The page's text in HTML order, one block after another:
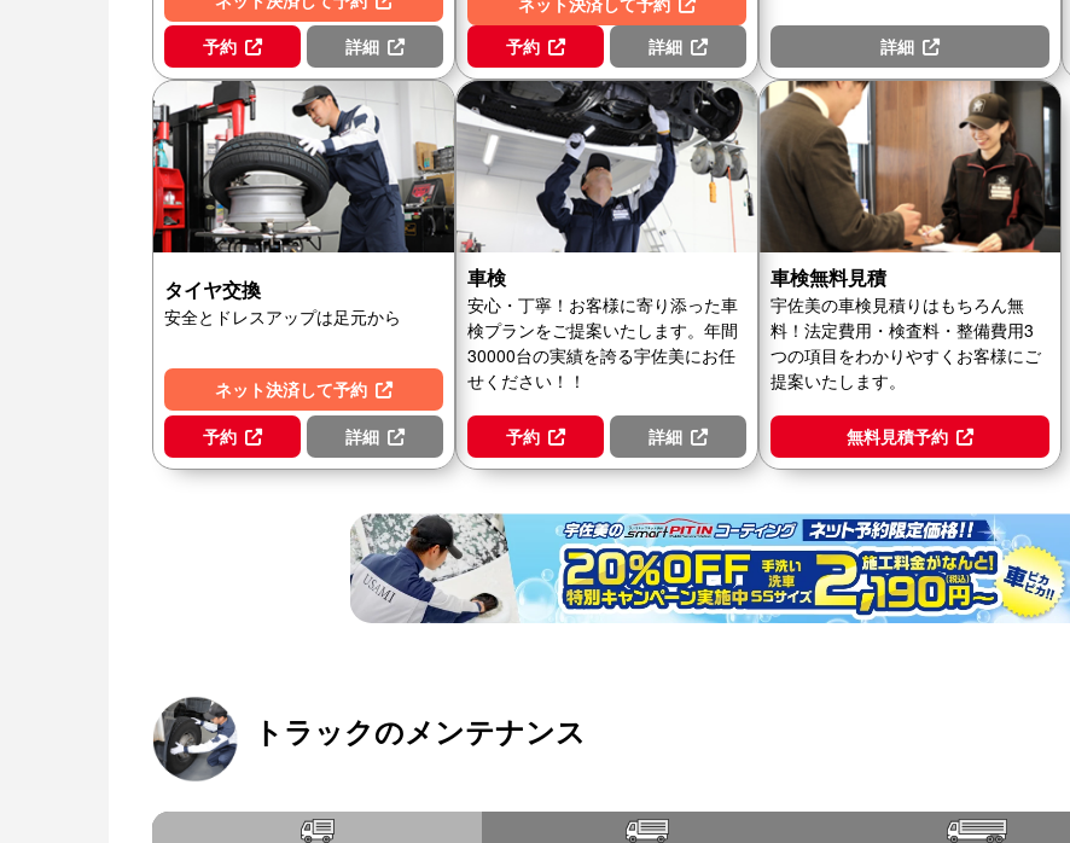
予約
詳細
予約
詳細 詳細
タイヤ交換
安全とドレスアップは足元から
ネット決済して予約
予約
詳細
車検
安心・丁寧！お客様に寄り添った車
検プランをご提案いたします。年間
30000台の実績を誇る宇佐美にお任
せください！！
予約 詳細
車検無料見積
宇佐美の車検見積りはもちろん無
料！法定費用・検査料・整備費用3
つの項目をわかりやすくお客様にご
提案いたします。
無料見積予約
トラックのメンテナンス